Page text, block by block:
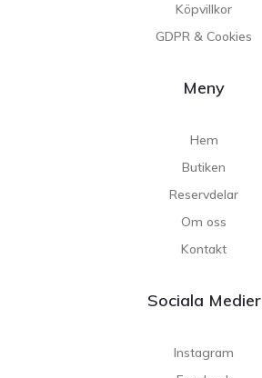
Köpvillkor
GDPR & Cookies
Meny
Hem
Butiken
Reservdelar
Om oss
Kontakt
Sociala Medier
Instagram